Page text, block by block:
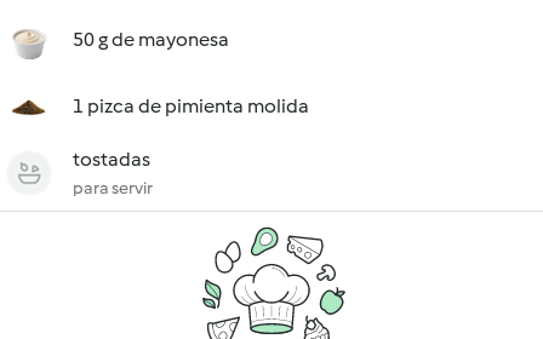
50 g de mayonesa
1 pizca de pimienta molida
tostadas
para servir